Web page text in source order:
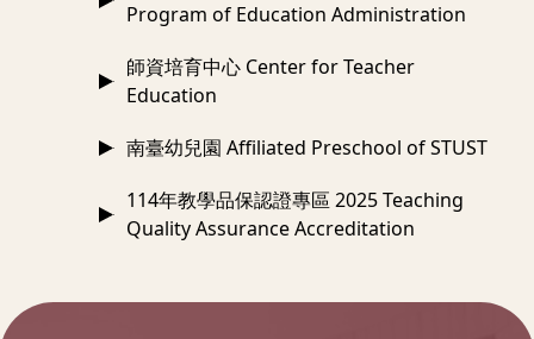
Program of Education Administration
師資培育中心 Center for Teacher
Education
南臺幼兒園 Affiliated Preschool of STUST
114年教學品保認證專區 2025 Teaching
Quality Assurance Accreditation